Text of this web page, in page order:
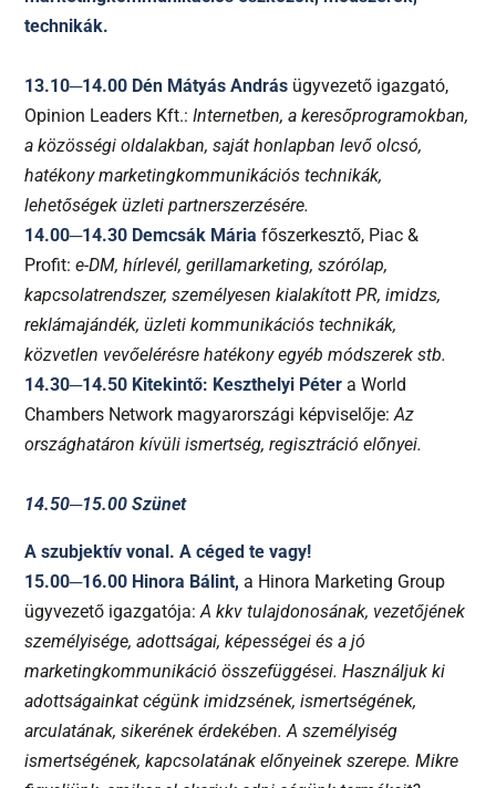
technikák.
13.10─14.00 Dén Mátyás András ügyvezető igazgató,
Opinion Leaders Kft.: Internetben, a keresőprogramokban,
a közösségi oldalakban, saját honlapban levő olcsó,
hatékony marketingkommunikációs technikák,
lehetőségek üzleti partnerszerzésére.
14.00─14.30 Demcsák Mária főszerkesztő, Piac &
Profit: e-DM, hírlevél, gerillamarketing, szórólap,
kapcsolatrendszer, személyesen kialakított PR, imidzs,
reklámajándék, üzleti kommunikációs technikák,
közvetlen vevőelérésre hatékony egyéb módszerek stb.
14.30─14.50 Kitekintő: Keszthelyi Péter a World
Chambers Network magyarországi képviselője: Az
országhatáron kívüli ismertség, regisztráció előnyei.
14.50─15.00 Szünet
A szubjektív vonal. A céged te vagy!
15.00─16.00 Hinora Bálint, a Hinora Marketing Group
ügyvezető igazgatója: A kkv tulajdonosának, vezetőjének
személyisége, adottságai, képességei és a jó
marketingkommunikáció összefüggései. Használjuk ki
adottságainkat cégünk imidzsének, ismertségének,
arculatának, sikerének érdekében. A személyiség
ismertségének, kapcsolatának előnyeinek szerepe. Mikre